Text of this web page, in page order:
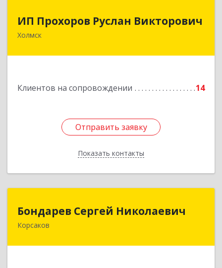
ИП Прохоров Руслан Викторович
Холмск
Клиентов на сопровождении 14
Отправить заявку
Показать контакты
694620, Сахалинская обл, Холмский р-н, Холмск
Отправить заявку
Назад
Бондарев Сергей Николаевич
Корсаков
Бондарев Сергей Николаевич